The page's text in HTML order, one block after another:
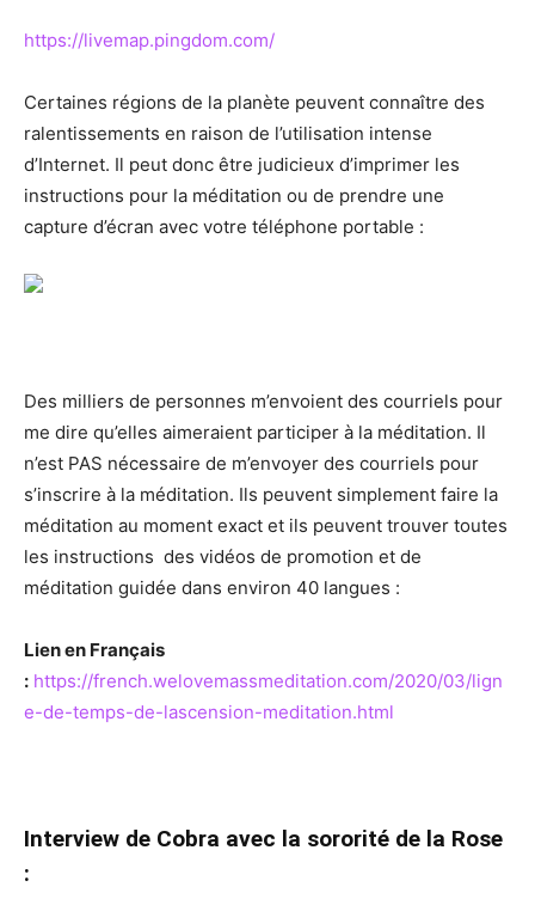
https://livemap.pingdom.com/
Certaines régions de la planète peuvent connaître des
ralentissements en raison de l’utilisation intense
d’Internet. Il peut donc être judicieux d’imprimer les
instructions pour la méditation ou de prendre une
capture d’écran avec votre téléphone portable :
Des milliers de personnes m’envoient des courriels pour
me dire qu’elles aimeraient participer à la méditation. Il
n’est PAS nécessaire de m’envoyer des courriels pour
s’inscrire à la méditation. Ils peuvent simplement faire la
méditation au moment exact et ils peuvent trouver toutes
les instructions des vidéos de promotion et de
méditation guidée dans environ 40 langues :
Lien en Français
: https://french.welovemassmeditation.com/2020/03/lign
e-de-temps-de-lascension-meditation.html
Interview de Cobra avec la sororité de la Rose
: